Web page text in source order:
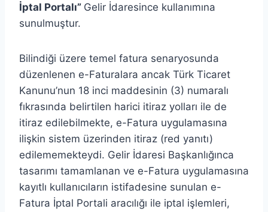
İptal Portalı” Gelir İdaresince kullanımına
sunulmuştur.
Bilindiği üzere temel fatura senaryosunda
düzenlenen e-Faturalara ancak Türk Ticaret
Kanunu’nun 18 inci maddesinin (3) numaralı
fıkrasında belirtilen harici itiraz yolları ile de
itiraz edilebilmekte, e-Fatura uygulamasına
ilişkin sistem üzerinden itiraz (red yanıtı)
edilememekteydi. Gelir İdaresi Başkanlığınca
tasarımı tamamlanan ve e-Fatura uygulamasına
kayıtlı kullanıcıların istifadesine sunulan e-
Fatura İptal Portali aracılığı ile iptal işlemleri,